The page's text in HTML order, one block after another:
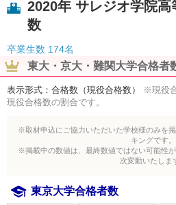
2020年 サレジオ学院
数
卒業生数 174名
東大・京大・難関大学合格者
表示形式：合格数（現役合格数）
※現役
現役合格数の割合です。
※取材申込にご協力いただいた学校様のみを
キングです。
※掲載中の数値は、最終数値ではない可能性
次変動いたしま
東京大学合格者数